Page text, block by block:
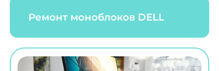
Ремонт моноблоков DELL